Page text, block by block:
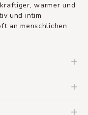
warmer und
und intim
an menschlichen